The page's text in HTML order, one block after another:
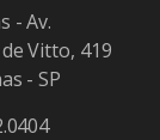
- Av.
Vitto, 419
- SP